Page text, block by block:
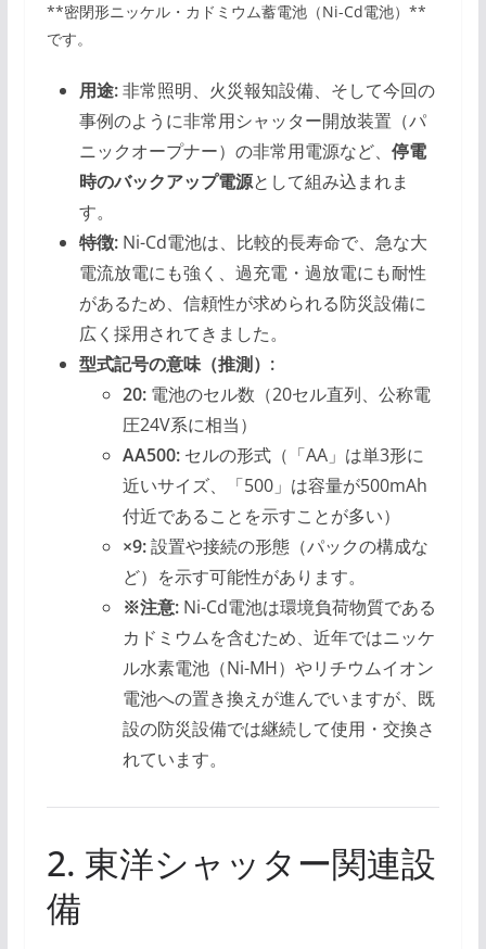
**密閉形ニッケル・カドミウム蓄電池（Ni-Cd電池）**
です。
用途:非常照明、火災報知設備、そして今回の
事例のように非常用シャッター開放装置（パ
ニックオープナー）の非常用電源など、 停電
時のバックアップ電源として組み込まれま
す。
特徴:Ni-Cd電池は、比較的長寿命で、急な大
電流放電にも強く、過充電・過放電にも耐性
があるため、信頼性が求められる防災設備に
広く採用されてきました。
型式記号の意味（推測）:
20:電池のセル数（20セル直列、公称電
圧24V系に相当）
AA500:セルの形式（「AA」は単3形に
近いサイズ、「500」は容量が500mAh
付近であることを示すことが多い）
×9:設置や接続の形態（パックの構成な
ど）を示す可能性があります。
※注意:Ni-Cd電池は環境負荷物質である
カドミウムを含むため、近年ではニッケ
ル水素電池（Ni-MH）やリチウムイオン
電池への置き換えが進んでいますが、既
設の防災設備では継続して使用・交換さ
れています。
2. 東洋シャッター関連設
備